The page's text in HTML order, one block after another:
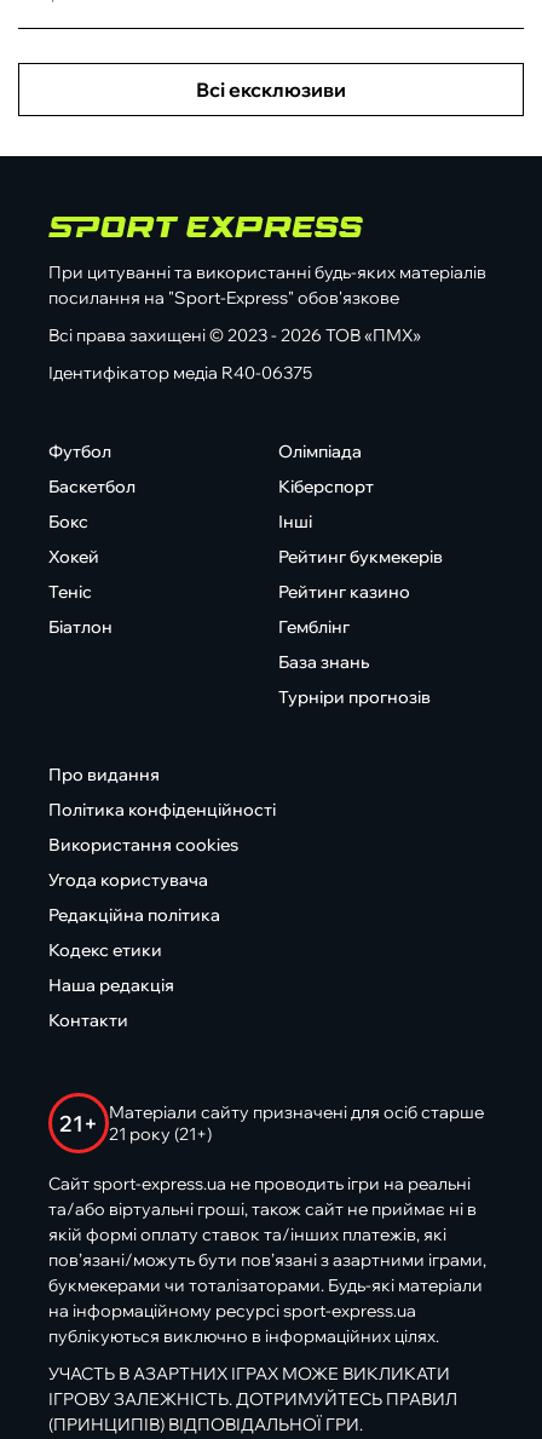
Всі ексклюзиви
При цитуванні та використанні будь-яких матеріалів
посилання на "Sport-Express" обов'язкове
Всі права захищені © 2023 - 2026 ТОВ «ПМХ»
Ідентифікатор медіа R40-06375
Футбол
Баскетбол
Бокс
Хокей
Теніс
Біатлон
Олімпіада
Кіберспорт
Інші
Рейтинг букмекерів
Рейтинг казино
Гемблінг
База знань
Турніри прогнозів
Про видання
Політика конфіденційності
Використання cookies
Угода користувача
Редакційна політика
Кодекс етики
Наша редакція
Контакти
21+
Матеріали сайту призначені для осіб старше
21 року (21+)
Сайт sport-express.ua не проводить ігри на реальні
та/або віртуальні гроші, також сайт не приймає ні в
якій формі оплату ставок та/інших платежів, які
пов’язані/можуть бути пов’язані з азартними іграми,
букмекерами чи тоталізаторами. Будь-які матеріали
на інформаційному ресурсі sport-express.ua
публікуються виключно в інформаційних цілях.
УЧАСТЬ В АЗАРТНИХ ІГРАХ МОЖЕ ВИКЛИКАТИ
ІГРОВУ ЗАЛЕЖНІСТЬ. ДОТРИМУЙТЕСЬ ПРАВИЛ
(ПРИНЦИПІВ) ВІДПОВІДАЛЬНОЇ ГРИ.